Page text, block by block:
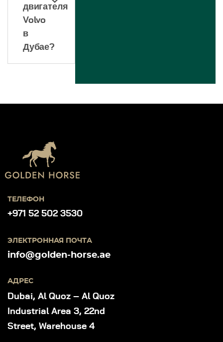
двигателя
Volvo
в
Дубае?
ТЕЛЕФОН
+971 52 502 3530
ЭЛЕКТРОННАЯ ПОЧТА
info@golden-horse.ae
АДРЕС
Dubai, Al Quoz – Al Quoz
Industrial Area 3, 22nd
Street, Warehouse 4